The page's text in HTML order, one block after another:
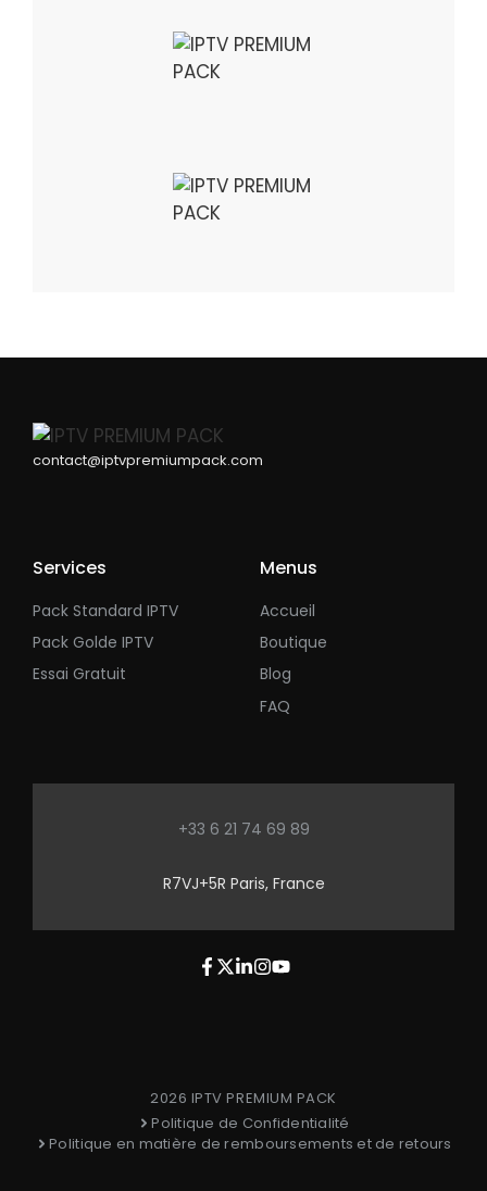
contact@iptvpremiumpack.com
Services
Pack Standard IPTV
Pack Golde IPTV
Essai Gratuit
Menus
Accueil
Boutique
Blog
FAQ
+33 6 21 74 69 89
R7VJ+5R Paris, France
2026 IPTV PREMIUM PACK
Politique de Confidentialité
Politique en matière de remboursements et de retours